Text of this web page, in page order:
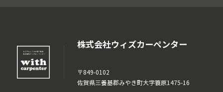
株式会社ウィズカーペンター
〒849-0102
佐賀県三養基郡みやき町大字簑原1475-16